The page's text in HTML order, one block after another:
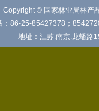
Copyright © 国家林业局林产
：86-25-85427378；
地址：江苏.南京.龙蟠路